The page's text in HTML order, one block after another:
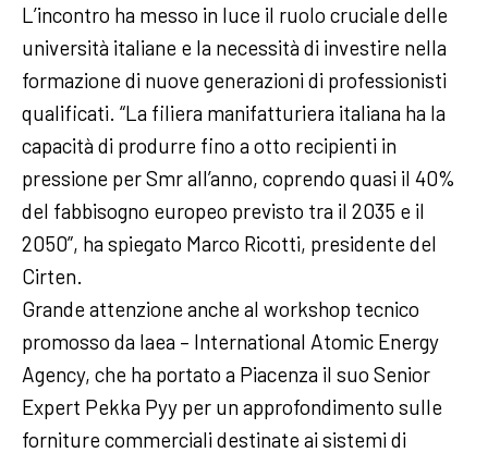
L’incontro ha messo in luce il ruolo cruciale delle
università italiane e la necessità di investire nella
formazione di nuove generazioni di professionisti
qualificati. “La filiera manifatturiera italiana ha la
capacità di produrre fino a otto recipienti in
pressione per Smr all’anno, coprendo quasi il 40%
del fabbisogno europeo previsto tra il 2035 e il
2050”, ha spiegato Marco Ricotti, presidente del
Cirten.
Grande attenzione anche al workshop tecnico
promosso da Iaea – International Atomic Energy
Agency, che ha portato a Piacenza il suo Senior
Expert Pekka Pyy per un approfondimento sulle
forniture commerciali destinate ai sistemi di